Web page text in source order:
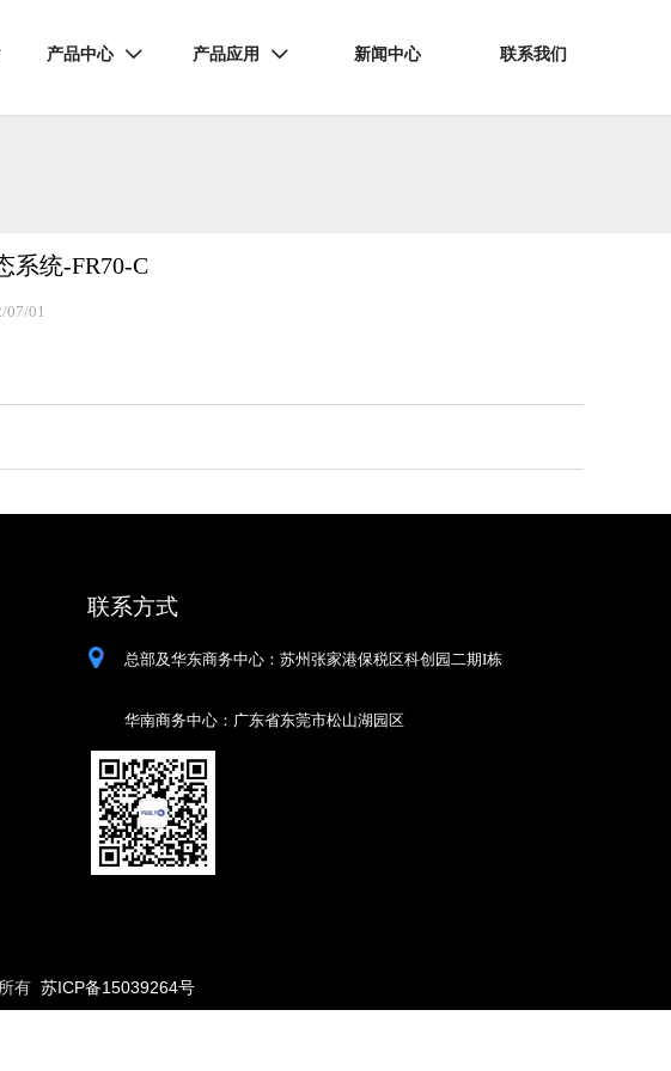
产品中心  产品应用  新闻中心 联系我们
系统-FR70-C
07/01
联系方式
总部及华东商务中心：苏州张家港保税区科创园二期I栋
华南商务中心：广东省东莞市松山湖园区
有 苏ICP备15039264号